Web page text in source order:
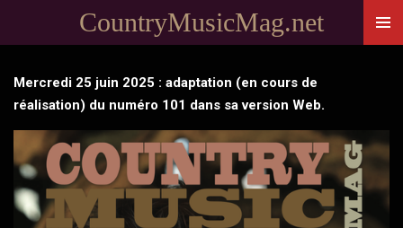
au
principal
CountryMusicMag.net
Mercredi 25 juin 2025 : adaptation (en cours de
réalisation) du numéro 101 dans sa version Web.